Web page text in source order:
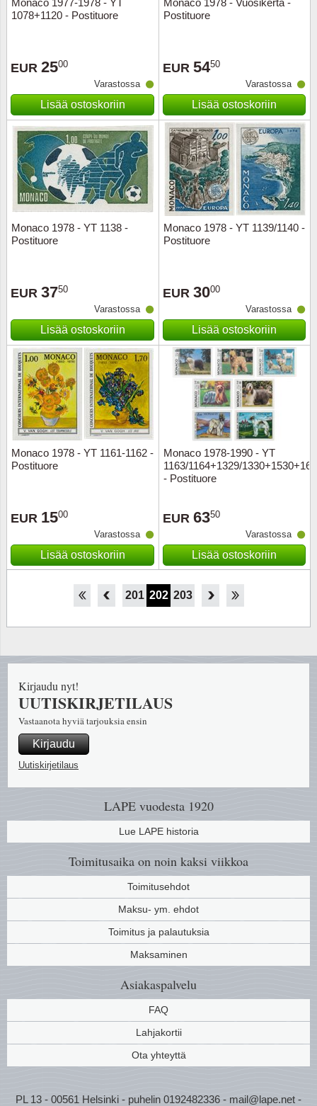
Monaco 1977-1978 - YT
1078+1120 - Postituore
EUR 2500
Varastossa
Lisää ostoskoriin
Monaco 1978 - Vuosikerta -
Postituore
EUR 5450
Varastossa
Lisää ostoskoriin
Monaco 1978 - YT 1138 -
Postituore
EUR 3750
Varastossa
Lisää ostoskoriin
Monaco 1978 - YT 1139/1140 -
Postituore
EUR 3000
Varastossa
Lisää ostoskoriin
Monaco 1978 - YT 1161-1162 -
Postituore
EUR 1500
Varastossa
Lisää ostoskoriin
Monaco 1978-1990 - YT
1163/1164+1329/
- Postituore
EUR 6350
Varastossa
Lisää ostoskoriin
199 200 201 202 203 204 205
LAPE vuodesta 1920
Lue LAPE historia
Toimitusaika on noin kaksi viikkoa
Toimitusehdot
Maksu- ym. ehdot
Toimitus ja palautuksia
Maksaminen
Asiakaspalvelu
FAQ
Lahjakortii
Ota yhteyttä
Kirjaudu nyt!
UUTISKIRJETILAUS
Vastaanota hyviä tarjouksia ensin
Kirjaudu
Uutiskirjetilaus
PL 13 - 00561 Helsinki - puhelin 0192482336 - mail@lape.net -